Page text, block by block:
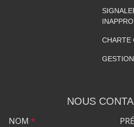
CHARTE
NOUS
NOM *